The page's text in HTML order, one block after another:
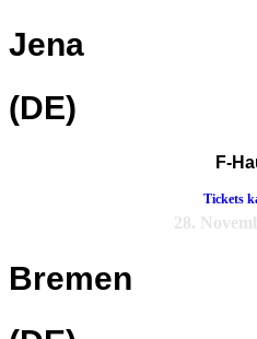
Jena
(DE)
F-
Tickets
28.
Bremen